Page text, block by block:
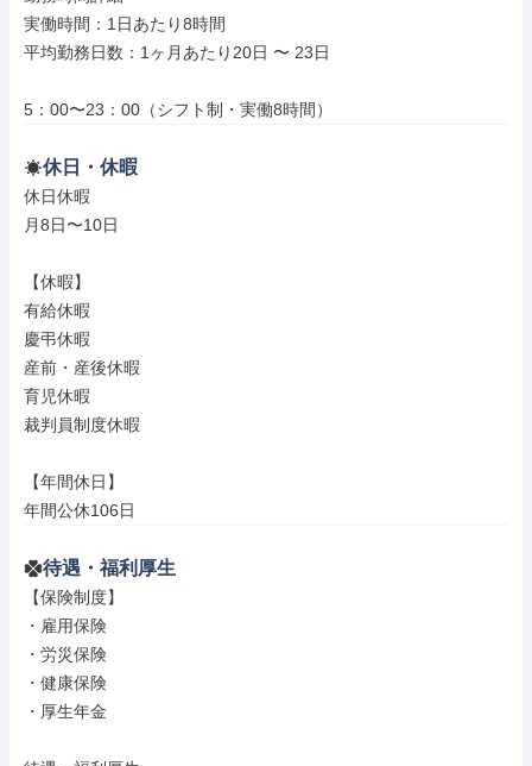
実働時間：1日あたり8時間
平均勤務日数：1ヶ月あたり20日 〜 23日
5：00〜23：00（シフト制・実働8時間）
休日・休暇
休日休暇
月8日〜10日
【休暇】
有給休暇
慶弔休暇
産前・産後休暇
育児休暇
裁判員制度休暇
【年間休日】
年間公休106日
待遇・福利厚生
【保険制度】
・雇用保険
・労災保険
・健康保険
・厚生年金